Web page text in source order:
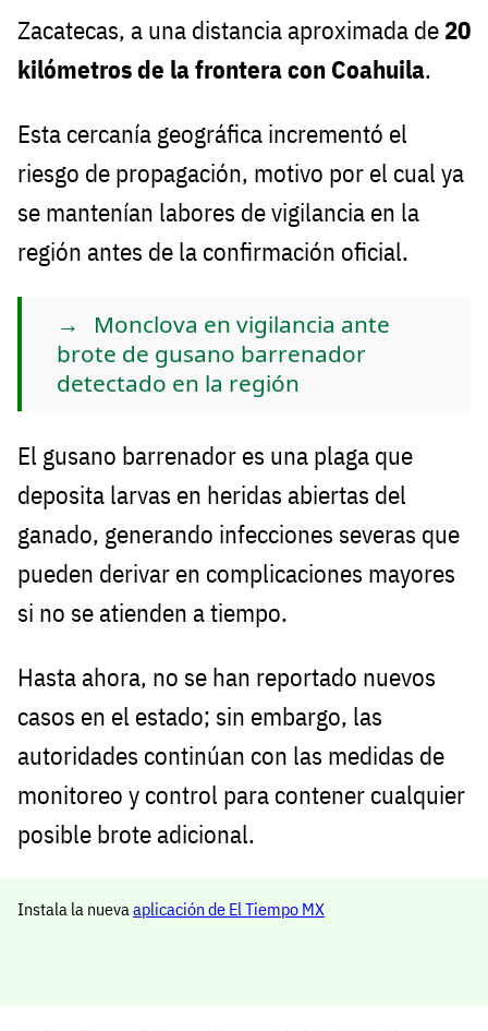
Zacatecas, a una distancia aproximada de 20
kilómetros de la frontera con Coahuila.
Esta cercanía geográfica incrementó el
riesgo de propagación, motivo por el cual ya
se mantenían labores de vigilancia en la
región antes de la confirmación oficial.
Monclova en vigilancia ante
brote de gusano barrenador
detectado en la región
El gusano barrenador es una plaga que
deposita larvas en heridas abiertas del
ganado, generando infecciones severas que
pueden derivar en complicaciones mayores
si no se atienden a tiempo.
Hasta ahora, no se han reportado nuevos
casos en el estado; sin embargo, las
autoridades continúan con las medidas de
monitoreo y control para contener cualquier
posible brote adicional.
Instala la nuevaaplicación de El Tiempo MX